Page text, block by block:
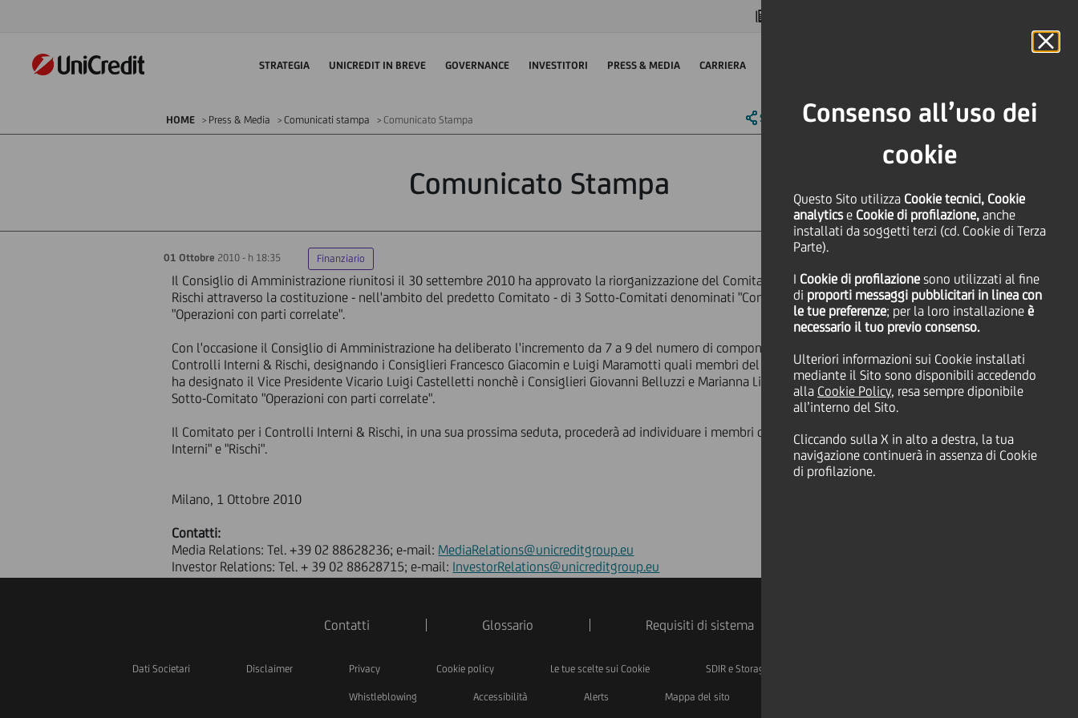
Consenso all’uso dei
cookie
Questo Sito utilizza Cookie tecnici, Cookie
analyticse Cookie di profilazione, anche
installati da soggetti terzi (cd. Cookie di Terza
Parte).
I Cookie di profilazione sono utilizzati al fine
di proporti messaggi pubblicitari in linea con
le tue preferenze; per la loro installazione è
necessario il tuo previo consenso.
Ulteriori informazioni sui Cookie installati
mediante il Sito sono disponibili accedendo
alla Cookie Policy, resa sempre diponibile
all’interno del Sito.
Cliccando sulla X in alto a destra, la tua
navigazione continuerà in assenza di Cookie
di profilazione.
STRATEGIA UNICREDIT IN BREVE GOVERNANCE INVESTITORI PRESS & MEDIA CARRIERA
HOME Press & Media Comunicati stampa Comunicato Stampa SHARE PRINT SEND
Comunicato Stampa
01 Ottobre 2010 - h 18:35 Finanziario
Il Consiglio di Amministrazione riunitosi il 30 settembre 2010 ha approvato la riorganizzazione del Comitato per i Controlli Interni &
Rischi attraverso la costituzione - nell'ambito del predetto Comitato - di 3 Sotto-Comitati denominati "Controlli Interni", "Rischi" e
"Operazioni con parti correlate".
Con l'occasione il Consiglio di Amministrazione ha deliberato l'incremento da 7 a 9 del numero di componenti del Comitato per i
Controlli Interni & Rischi, designando i Consiglieri Francesco Giacomin e Luigi Maramotti quali membri del predetto Comitato; inoltre
ha designato il Vice Presidente Vicario Luigi Castelletti nonchè i Consiglieri Giovanni Belluzzi e Marianna Li Calzi quali membri del
Sotto-Comitato "Operazioni con parti correlate".
Il Comitato per i Controlli Interni & Rischi, in una sua prossima seduta, procederà ad individuare i membri dei Sotto-Comitati "Controlli
Interni" e "Rischi".
Milano, 1 Ottobre 2010
Contatti:
Media Relations: Tel. +39 02 88628236; e-mail: MediaRelations@unicreditgroup.eu
Investor Relations: Tel. + 39 02 88628715; e-mail: InvestorRelations@unicreditgroup.eu
Contatti Glossario Requisiti di sistema
Dati Societari Disclaimer Privacy Cookie policy Le tue scelte sui Cookie SDIR e Storage
Whistleblowing Accessibilità Alerts Mappa del sito